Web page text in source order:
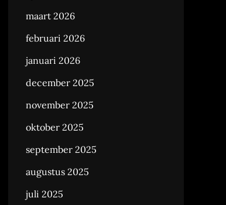
maart 2026
februari 2026
januari 2026
december 2025
november 2025
oktober 2025
september 2025
augustus 2025
juli 2025